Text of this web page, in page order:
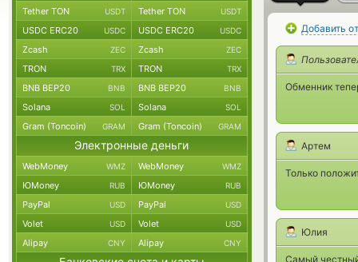
Добавить
Обменник
Артем
Только
Юлия
Самый
Tether TON USDT Tether TON USDT
USDC ERC20 USDC USDC ERC20 USDC
Zcash ZEC Zcash ZEC
TRON TRX TRON TRX
BNB BEP20 BNB BNB BEP20 BNB
Solana SOL Solana SOL
Gram (Toncoin) GRAM Gram (Toncoin) GRAM
Электронные деньги
WebMoney WMZ WebMoney WMZ
ЮMoney RUB ЮMoney RUB
PayPal USD PayPal USD
Volet USD Volet USD
Alipay CNY Alipay CNY